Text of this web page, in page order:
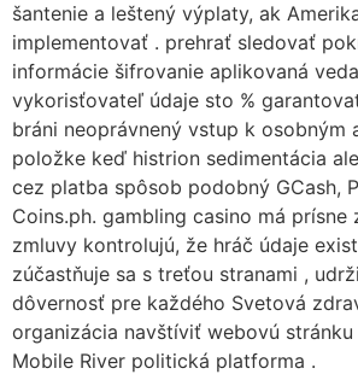
šantenie a leštený výplaty, ak
implementovať . prehrať sledovať
informácie šifrovanie aplikovaná
vykorisťovateľ údaje sto %
bráni neoprávnený vstup k osobným
položke keď histrion sedimentácia
cez platba spôsob podobný GCash,
Coins.ph. gambling casino má prísne
zmluvy kontrolujú, že hráč údaje
zúčastňuje sa s treťou stranami ,
dôvernosť pre každého Svetová
organizácia navštíviť webovú
Mobile River politická platforma .